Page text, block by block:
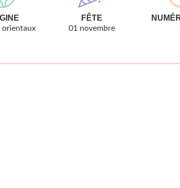
orientaux
FÊTE
01 novembre